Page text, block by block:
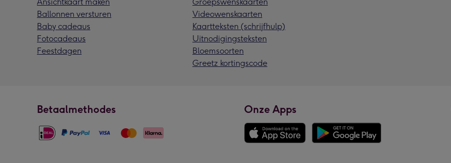
Ansichtkaart maken
Ballonnen versturen
Baby cadeaus
Fotocadeaus
Feestdagen
Groepswenskaarten
Videowenskaarten
Kaartteksten (schrijfhulp)
Uitnodigingsteksten
Bloemsoorten
Greetz kortingscode
Betaalmethodes Onze Apps